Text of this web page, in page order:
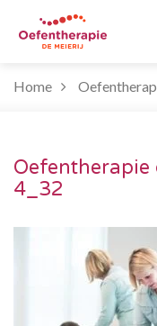
Home
Oefentherapie
4_32